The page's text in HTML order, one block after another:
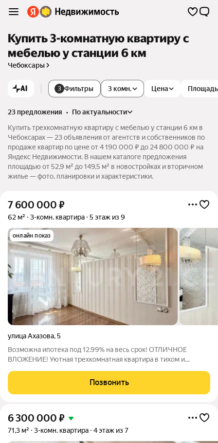
Купить 3-комнатную квартиру с
мебелью у станции 6 км
Чебоксары
AI 3 Фильтры 3 комн. Цена Площадь
23 предложения •
по актуальности
Купить трехкомнатную квартиру с мебелью у станции 6 км в
Чебоксарах — 23 объявления от агентств и собственников по
продаже квартир по цене от 4 190 000 ₽ до 24 800 000 ₽ на
Яндекс Недвижимости. В нашем каталоге предложения
площадью от 52,9 м² до 149,5 м² в новостройках и вторичном
жилье — фото, планировки и характеристики.
7 600 000 ₽
62 м² 3-комн. квартира 5 этаж из 9
онлайн показ
улица Ахазова,5
Возмoжнa ипотека под 12.99% на весь сpок! OТЛИЧНОЕ
ВЛОЖЕНИЕ! Уютная трехкомнатная квартира в тихом и
с балконом - 62 м2 Кoмнaтa - 16.7 м2 Комната - 12.1 м2 Комната
- 8.8 м2 Кухня - 8.2 м2
Позвонить
6 300 000 ₽
71,3 м² 3-комн. квартира 4 этаж из 7